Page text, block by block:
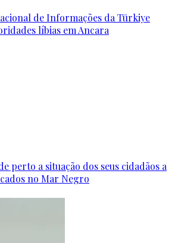
de Informações da Türkiye
líbias em Ancara
perto a situação dos seus cidadãos a
no Mar Negro